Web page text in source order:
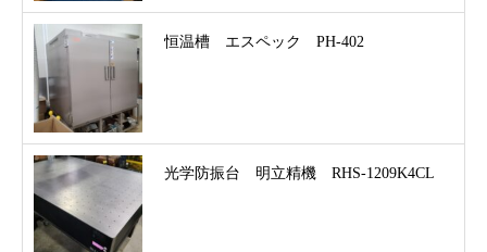
恒温槽 エスペック PH-402
光学防振台 明立精機 RHS-1209K4CL